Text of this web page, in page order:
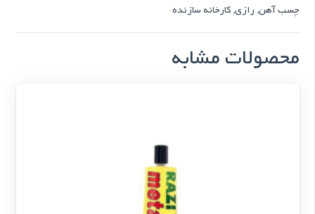
چسب آهن, رازی,کارخانه سازنده
محصولات مشابه